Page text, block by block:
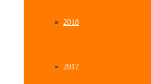
2018
2017